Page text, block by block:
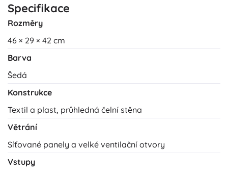
Specifikace
Rozměry
46 × 29 × 42 cm
Barva
Šedá
Konstrukce
Textil a plast, průhledná čelní stěna
Větrání
Síťované panely a velké ventilační otvory
Vstupy